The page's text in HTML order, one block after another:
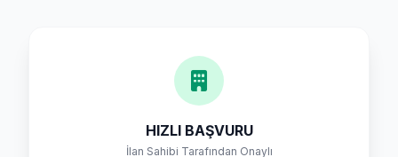
HIZLI BAŞVURU
İlan Sahibi Tarafından Onaylı